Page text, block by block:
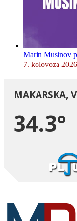
Marin Musinov
7. kolovoza